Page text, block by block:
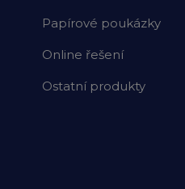
Papírové poukázky
Online řešení
Ostatní produkty